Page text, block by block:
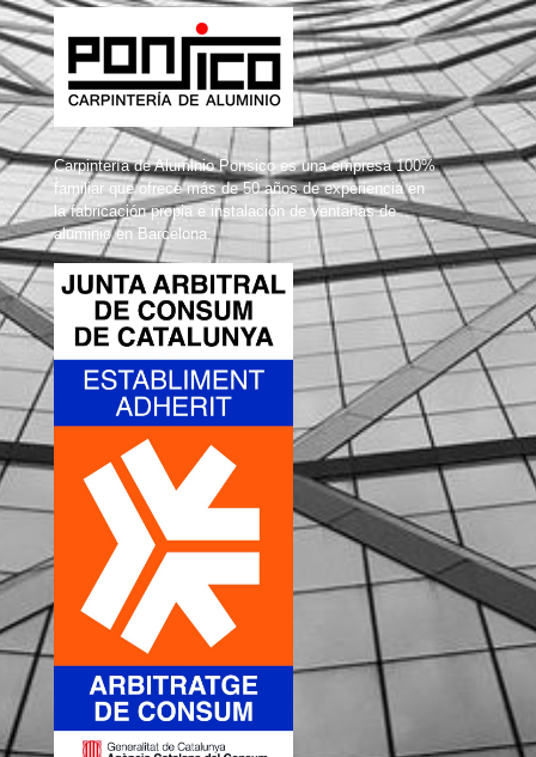
Carpintería de Aluminio Ponsico es una empresa 100%
familiar que ofrece más de 50 años de experiencia en
la fabricación propia e instalación de ventanas de
aluminio en Barcelona.